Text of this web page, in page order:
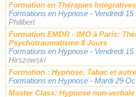
Formation en Thérapies
Formations en Hypnose - Vendredi
Philibert
Formation EMDR - IMO à Paris:
Psychotraumatisme 8 Jours
Formations en Hypnose - Vendredi
Hirszowski
Formation : Hypnose, Tabac et
Formations en Hypnose - Mardi 29
Master Class: Hypnose non-